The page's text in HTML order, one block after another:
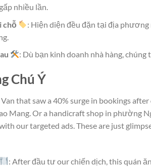
nhiều lần.
chỗ
: Hiện diện đều đặn tại địa
: Dù bạn kinh doanh nhà hàng,
Chú Ý
that saw a 40% surge in bookings
Mang. Or a handicraft shop in phường
our targeted ads. These are just
: After đầu tư our chiến dịch, this quán